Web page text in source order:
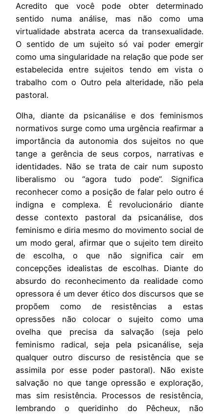
Acredito que você pode obter determinado
sentido numa análise, mas não como uma
virtualidade abstrata acerca da transexualidade.
O sentido de um sujeito só vai poder emergir
como uma singularidade na relação que pode ser
estabelecida entre sujeitos tendo em vista o
trabalho com o Outro pela alteridade, não pela
pastoral.
Olha, diante da psicanálise e dos feminismos
normativos surge como uma urgência reafirmar a
importância da autonomia dos sujeitos no que
tange a gerência de seus corpos, narrativas e
identidades. Não se trata de cair num suposto
liberalismo ou “agora tudo pode”. Significa
reconhecer como a posição de falar pelo outro é
indigna e complexa. É revolucionário diante
desse contexto pastoral da psicanálise, dos
feminismo e diria mesmo do movimento social de
um modo geral, afirmar que o sujeito tem direito
de escolha, o que não significa cair em
concepções idealistas de escolhas. Diante do
absurdo do reconhecimento da realidade como
opressora é um dever ético dos discursos que se
propõem como de resistências a estas
opressões não colocar o sujeito como uma
ovelha que precisa da salvação (seja pelo
feminismo radical, seja pela psicanálise, seja
qualquer outro discurso de resistência que se
assimila por esse poder pastoral). Não existe
salvação no que tange opressão e exploração,
mas sim resistência. Processos de resistência,
lembrando o queridinho do Pêcheux, não